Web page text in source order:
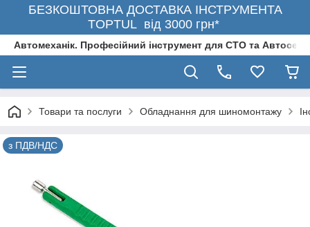
БЕЗКОШТОВНА ДОСТАВКА ІНСТРУМЕНТА
TOPTUL від 3000 грн*
Автомеханік. Професійний інструмент для СТО та
Товари та послуги Обладнання для шиномонтажу
з ПДВ/НДС